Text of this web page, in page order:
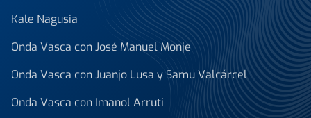
Kale Nagusia
Onda Vasca con José Manuel Monje
Onda Vasca con Juanjo Lusa y Samu Valcárcel
Onda Vasca con Imanol Arruti